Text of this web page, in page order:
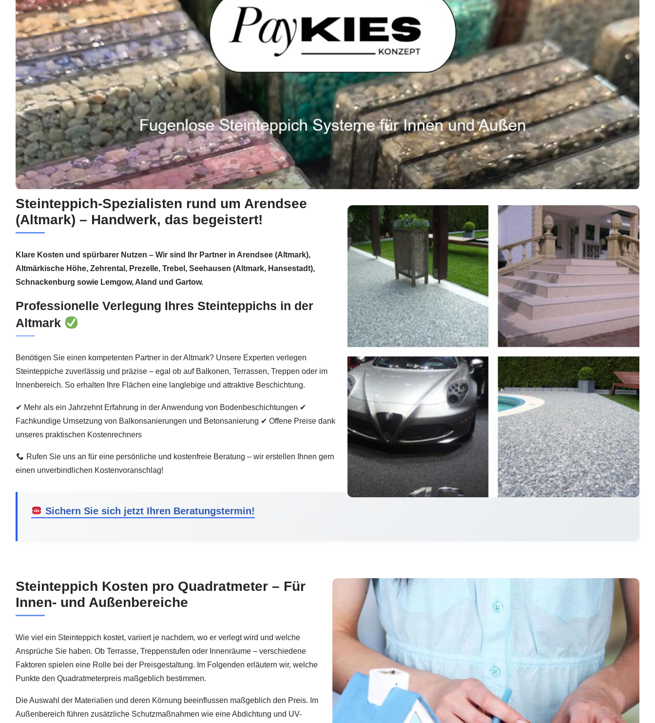
Steinteppich-Spezialisten rund um Arendsee
(Altmark) – Handwerk, das begeistert!
Klare Kosten und spürbarer Nutzen – Wir sind Ihr Partner in Arendsee (Altmark),
Altmärkische Höhe, Zehrental, Prezelle, Trebel, Seehausen (Altmark, Hansestadt),
Schnackenburg sowie Lemgow, Aland und Gartow.
Professionelle Verlegung Ihres Steinteppichs in der
Altmark
Benötigen Sie einen kompetenten Partner in der Altmark? Unsere Experten verlegen
Steinteppiche zuverlässig und präzise – egal ob auf Balkonen, Terrassen, Treppen oder im
Innenbereich. So erhalten Ihre Flächen eine langlebige und attraktive Beschichtung.
✔ Mehr als ein Jahrzehnt Erfahrung in der Anwendung von Bodenbeschichtungen ✔
Fachkundige Umsetzung von Balkonsanierungen und Betonsanierung ✔ Offene Preise dank
unseres praktischen Kostenrechners
Rufen Sie uns an für eine persönliche und kostenfreie Beratung – wir erstellen Ihnen gern
einen unverbindlichen Kostenvoranschlag!
Sichern Sie sich jetzt Ihren Beratungstermin!
Steinteppich Kosten pro Quadratmeter – Für
Innen- und Außenbereiche
Wie viel ein Steinteppich kostet, variiert je nachdem, wo er verlegt wird und welche
Ansprüche Sie haben. Ob Terrasse, Treppenstufen oder Innenräume – verschiedene
Faktoren spielen eine Rolle bei der Preisgestaltung. Im Folgenden erläutern wir, welche
Punkte den Quadratmeterpreis maßgeblich bestimmen.
Die Auswahl der Materialien und deren Körnung beeinflussen maßgeblich den Preis. Im
Außenbereich führen zusätzliche Schutzmaßnahmen wie eine Abdichtung und UV-